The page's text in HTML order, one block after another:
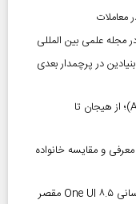
مجله علمی بین المللی
بنیادین در پرچمدار بعدی
رشد خیره‌کننده بازار توکن‌های هوش مصنوعی (AI)؛ از هیجان تا
و مقایسه خانواده
بحران باتری در گوشی‌های سامسونگ؛ آیا به‌روزرسانی One UI ۸.۵ مقصر